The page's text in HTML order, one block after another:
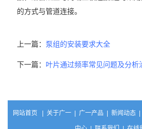
的方式与管道连接。
上一篇： 泵组的安装要求大全
下一篇： 叶片通过频率常见问题及分析
网站首页 关于广一 广一产品 新闻动态